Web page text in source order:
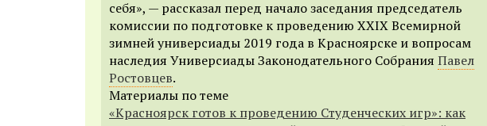
себя», — рассказал перед начало заседания председатель
комиссии по подготовке к проведению XXIX Всемирной
зимней универсиады 2019 года в Красноярске и вопросам
наследия Универсиады Законодательного Собрания Павел
Ростовцев.
Материалы по теме
«Красноярск готов к проведению Студенческих игр»: как